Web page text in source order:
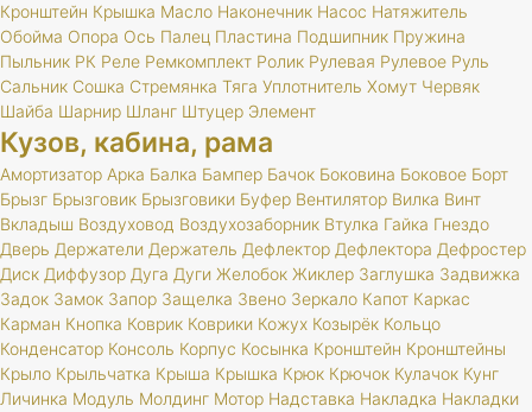
Кронштейн Крышка Масло Наконечник Насос Натяжитель
Обойма Опора Ось Палец Пластина Подшипник Пружина
Пыльник РК Реле Ремкомплект Ролик Рулевая Рулевое Руль
Сальник Сошка Стремянка Тяга Уплотнитель Хомут Червяк
Шайба Шарнир Шланг Штуцер Элемент
Кузов, кабина, рама
Амортизатор Арка Балка Бампер Бачок Боковина Боковое Борт
Брызг Брызговик Брызговики Буфер Вентилятор Вилка Винт
Вкладыш Воздуховод Воздухозаборник Втулка Гайка Гнездо
Дверь Держатели Держатель Дефлектор Дефлектора Дефростер
Диск Диффузор Дуга Дуги Желобок Жиклер Заглушка Задвижка
Задок Замок Запор Защелка Звено Зеркало Капот Каркас
Карман Кнопка Коврик Коврики Кожух Козырёк Кольцо
Конденсатор Консоль Корпус Косынка Кронштейн Кронштейны
Крыло Крыльчатка Крыша Крышка Крюк Крючок Кулачок Кунг
Личинка Модуль Молдинг Мотор Надставка Накладка Накладки